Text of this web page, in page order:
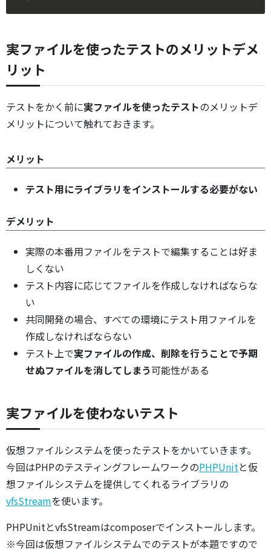
実ファイルを使ったテストのメリットデメ
リット
テストをかく前に実ファイルを使ったテストのメリットデ
メリットについて触れておきます。
メリット
テスト用にライブラリをインストールする必要がない
デメリット
実際の本番用ファイルをテストで編集することは好ま
しくない
テスト内容に応じてファイルを作成しなければならな
い
共同開発の場合、すべての環境にテスト用ファイルを
作成しなければならない
テスト上で実ファイルの作成、削除を行うことで予期
せぬファイルを消してしまう可能性がある
実ファイルを使わないテスト
仮想ファイルシステムを使ったテストをかいていきます。
今回はPHPのテスティングフレームワークのPHPUnitと仮
想ファイルシステムを提供してくれるライブラリの
vfsStreamを使います。
PHPUnitとvfsStreamはcomposerでインストールします。
※今回は仮想ファイルシステムでのテストが本題ですので